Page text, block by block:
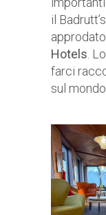
il
Hotels.
farci
sul